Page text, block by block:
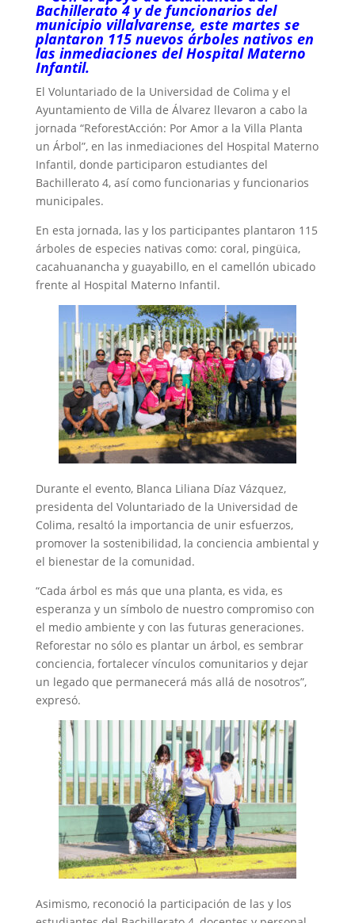
Bachillerato 4 y de funcionarios del
municipio villalvarense, este martes se
plantaron 115 nuevos árboles nativos en
las inmediaciones del Hospital Materno
Infantil.
El Voluntariado de la Universidad de Colima y el
Ayuntamiento de Villa de Álvarez llevaron a cabo la
jornada “ReforestAcción: Por Amor a la Villa Planta
un Árbol”, en las inmediaciones del Hospital Materno
Infantil, donde participaron estudiantes del
Bachillerato 4, así como funcionarias y funcionarios
municipales.
En esta jornada, las y los participantes plantaron 115
árboles de especies nativas como: coral, pingüica,
cacahuanancha y guayabillo, en el camellón ubicado
frente al Hospital Materno Infantil.
Durante el evento, Blanca Liliana Díaz Vázquez,
presidenta del Voluntariado de la Universidad de
Colima, resaltó la importancia de unir esfuerzos,
promover la sostenibilidad, la conciencia ambiental y
el bienestar de la comunidad.
“Cada árbol es más que una planta, es vida, es
esperanza y un símbolo de nuestro compromiso con
el medio ambiente y con las futuras generaciones.
Reforestar no sólo es plantar un árbol, es sembrar
conciencia, fortalecer vínculos comunitarios y dejar
un legado que permanecerá más allá de nosotros”,
expresó.
Asimismo, reconoció la participación de las y los